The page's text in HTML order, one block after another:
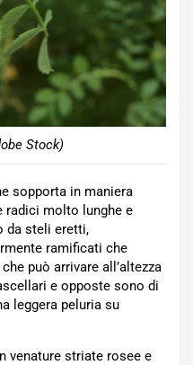
Stock)
sopporta in maniera
radici molto lunghe e
da steli eretti,
ramificati che
che può arrivare all’altezza
e opposte sono di
leggera peluria su
venature striate rosee e